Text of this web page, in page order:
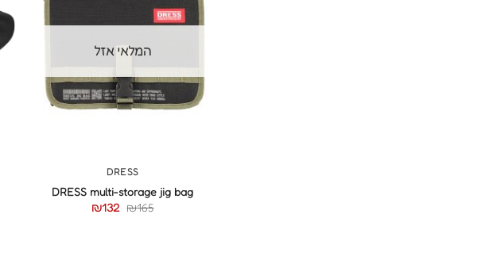
המלאי אזל
DRESS
DRESS multi-storage jig bag
₪165
₪132